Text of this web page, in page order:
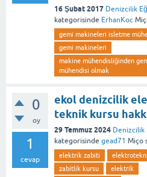
16 Şubat 2017 Denizcilik
kategorisinde ErhanKoc
gemi makineleri isletme
gemi makineleri
makine mühendisliğinden
mühendisi olmak
0
oy
1
cevap
ekol denizcilik
teknik kursu
29 Temmuz 2024 Denizcilik
kategorisinde gead71 Miço
elektrik zabiti
zabitlik kursu
elektrik